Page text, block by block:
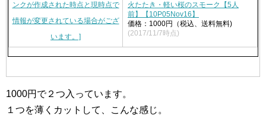
火たたき・軽い桜のスモーク【5人
前】【10P05Nov16】
価格：1000円（税込、送料無料)
(2017/11/7時点)
1000円で２つ入っています。
１つを薄くカットして、こんな感じ。